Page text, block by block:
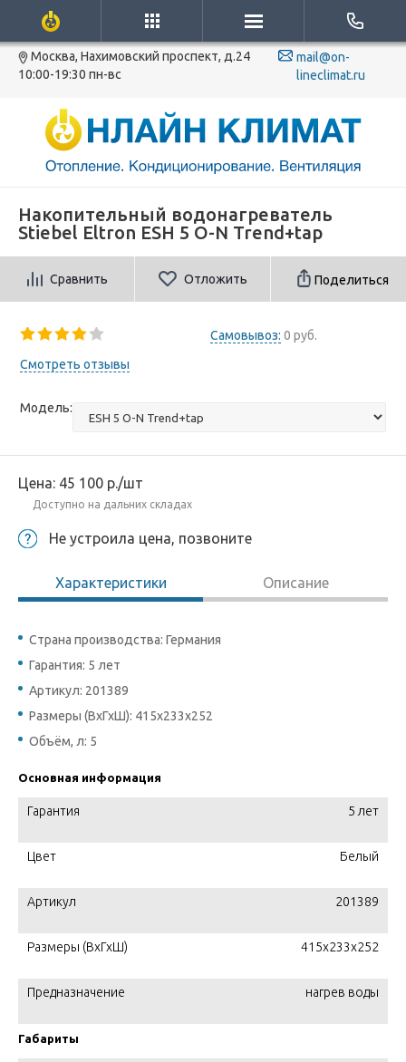
Москва, Нахимовский проспект, д.24
10:00-19:30 пн-вс
mail@on-
lineclimat.ru
Накопительный водонагреватель
Stiebel Eltron ESH 5 O-N Trend+tap
Сравнить Отложить Поделиться
Самовывоз: 0 руб.
Смотреть отзывы
Модель:
Цена: 45 100 р./шт
Доступно на дальних складах
Не устроила цена, позвоните
Характеристики Описание
Страна производства: Германия
Гарантия: 5 лет
Артикул: 201389
Размеры (ВхГхШ): 415x233x252
Объём, л: 5
Основная информация
Гарантия 5 лет
Цвет Белый
Артикул 201389
Размеры (ВхГхШ) 415x233x252
Предназначение нагрев воды
Габариты